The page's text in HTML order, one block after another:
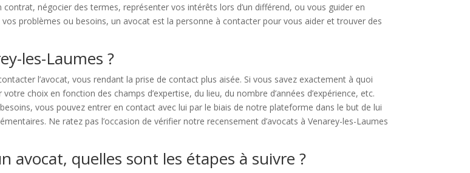
négocier des termes, représenter vos intérêts lors d’un différend, ou vous guider en
problèmes ou besoins, un avocat est la personne à contacter pour vous aider et trouver des
les-Laumes ?
l’avocat, vous rendant la prise de contact plus aisée. Si vous savez exactement à quoi
choix en fonction des champs d’expertise, du lieu, du nombre d’années d’expérience, etc.
vous pouvez entrer en contact avec lui par le biais de notre plateforme dans le but de lui
Ne ratez pas l’occasion de vérifier notre recensement d’avocats à Venarey-les-Laumes
avocat, quelles sont les étapes à suivre ?